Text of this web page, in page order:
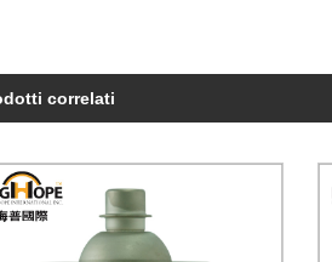
correlati